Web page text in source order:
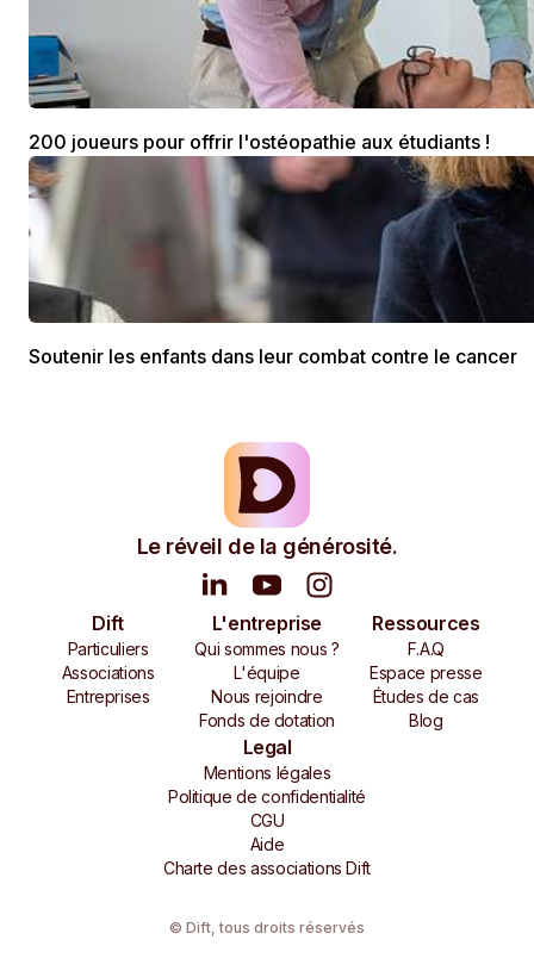
200 joueurs pour offrir l'ostéopathie aux étudiants !
Soutenir les enfants dans leur combat contre le cancer
Le réveil de la générosité.
Dift
Particuliers
Associations
Entreprises
L'entreprise
Qui sommes nous ?
L'équipe
Nous rejoindre
Fonds de dotation
Ressources
F.A.Q
Espace presse
Études de cas
Blog
Legal
Mentions légales
Politique de confidentialité
CGU
Aide
Charte des associations Dift
© Dift,tous droits réservés